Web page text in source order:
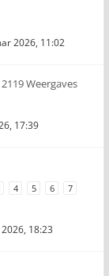
2026, 11:02
Weergaves
17:39
4 5 6 7
18:23